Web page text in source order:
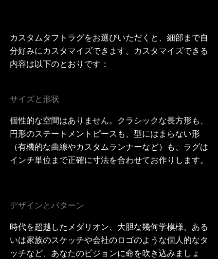
カスタムタフトラグをお選びいただくと、細部まで自
分好みにカスタマイズできます。カスタマイズできる
内容は以下のとおりです：
サイズと形状
個性的な空間はありません。クラシックな長方形も、
円形のステートメントピースも、型にはまらない形
（有機的な曲線やカスタムランナーなど）も、ラグは
インチ単位まで正確に寸法を合わせてお作りします。
デザインとパターン
時代を超越したメダリオン、大胆な幾何学模様、ある
いは家族のスケッチや会社のロゴのような個人的なタ
ッチなど、あなたのビジョンに命を吹き込みましょ